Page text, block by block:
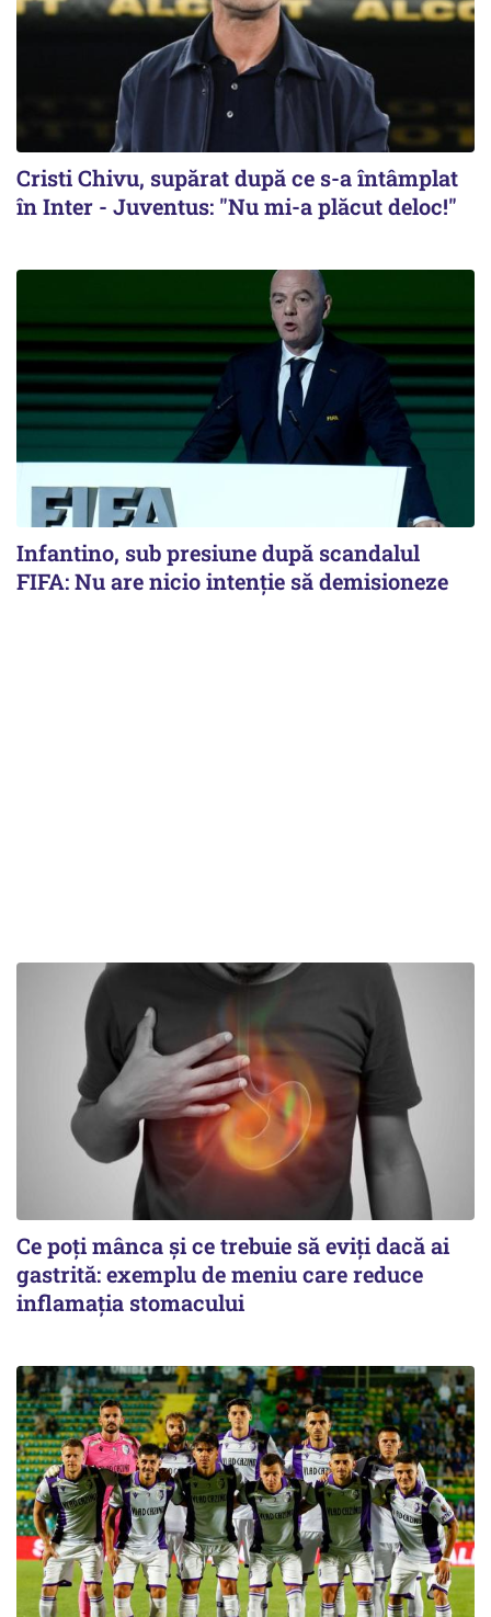
Cristi Chivu, supărat după ce s-a întâmplat
în Inter - Juventus: "Nu mi-a plăcut deloc!"
Infantino, sub presiune după scandalul
FIFA: Nu are nicio intenție să demisioneze
Ce poți mânca și ce trebuie să eviți dacă ai
gastrită: exemplu de meniu care reduce
inflamația stomacului